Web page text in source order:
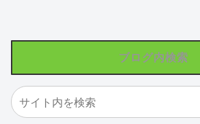
ブログ内検索